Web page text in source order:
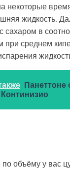
некоторые
жидкость.
сахаром в
при среднем
Панеттоне
объёму у вас